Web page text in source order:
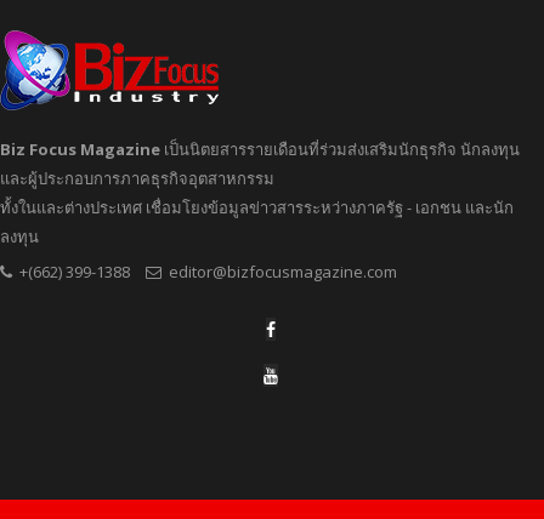
Biz Focus Magazine เป็นนิตยสารรายเดือนที่ร่วมส่งเสริมนักธุรกิจ นักลงทุน
และผู้ประกอบการภาคธุรกิจอุตสาหกรรม
ทั้งในและต่างประเทศ เชื่อมโยงข้อมูลข่าวสารระหว่างภาครัฐ - เอกชน และนัก
ลงทุน
+(662) 399-1388
editor@bizfocusmagazine.com